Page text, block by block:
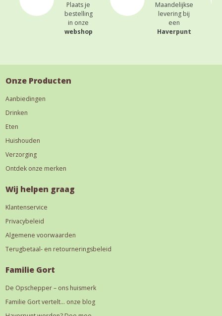
Plaats je
bestelling
in onze
webshop
Maandelijkse
levering bij
een
Haverpunt
Onze Producten
Aanbiedingen
Drinken
Eten
Huishouden
Verzorging
Ontdek onze merken
Wij helpen graag
Klantenservice
Privacybeleid
Algemene voorwaarden
Terugbetaal- en retourneringsbeleid
Familie Gort
De Opschepper – ons huismerk
Familie Gort vertelt… onze blog